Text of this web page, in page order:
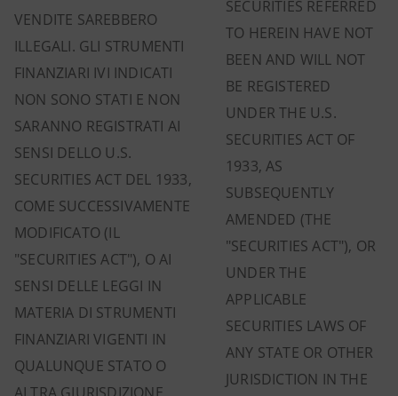
VENDITE SAREBBERO
ILLEGALI. GLI STRUMENTI
FINANZIARI IVI INDICATI
NON SONO STATI E NON
SARANNO REGISTRATI AI
SENSI DELLO U.S.
SECURITIES ACT DEL 1933,
COME SUCCESSIVAMENTE
MODIFICATO (IL
"SECURITIES ACT"), O AI
SENSI DELLE LEGGI IN
MATERIA DI STRUMENTI
FINANZIARI VIGENTI IN
QUALUNQUE STATO O
SECURITIES REFERRED
TO HEREIN HAVE NOT
BEEN AND WILL NOT
BE REGISTERED
UNDER THE U.S.
SECURITIES ACT OF
1933, AS
SUBSEQUENTLY
AMENDED (THE
"SECURITIES ACT"), OR
UNDER THE
APPLICABLE
SECURITIES LAWS OF
ANY STATE OR OTHER
JURISDICTION IN THE